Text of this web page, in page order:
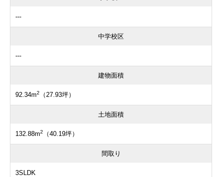
---
中学校区
---
建物面積
92.34m2 （27.93坪）
土地面積
132.88m2 （40.19坪）
間取り
3SLDK